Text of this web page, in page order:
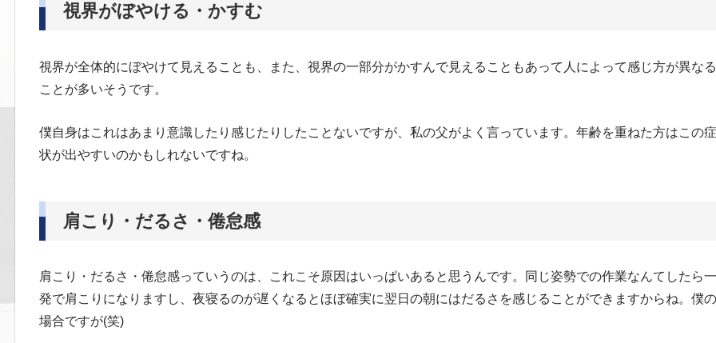
視界がぼやける・かすむ
視界が全体的にぼやけて見えることも、また、視界の一部分がかすんで見えることもあって人によって感じ方が異なる
ことが多いそうです。
僕自身はこれはあまり意識したり感じたりしたことないですが、私の父がよく言っています。年齢を重ねた方はこの症
状が出やすいのかもしれないですね。
肩こり・だるさ・倦怠感
肩こり・だるさ・倦怠感っていうのは、これこそ原因はいっぱいあると思うんです。同じ姿勢での作業なんてしたら一
発で肩こりになりますし、夜寝るのが遅くなるとほぼ確実に翌日の朝にはだるさを感じることができますからね。僕の
場合ですが(笑)